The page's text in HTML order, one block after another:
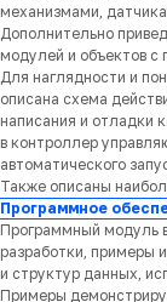
механизмами,
Дополнительно
модулей и объектов
Для наглядности и
описана схема
написания и отладки
в контроллер
автоматического
Также описаны
Программное
Программный модуль
разработки, примеры
и структур данных,
Примеры